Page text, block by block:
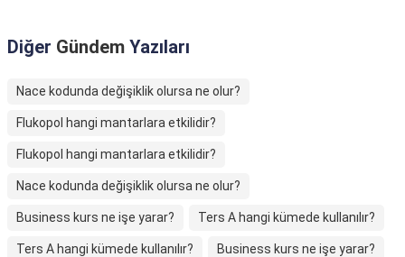
Diğer Gündem Yazıları
Nace kodunda değişiklik olursa ne olur?
Flukopol hangi mantarlara etkilidir?
Flukopol hangi mantarlara etkilidir?
Nace kodunda değişiklik olursa ne olur?
Business kurs ne işe yarar? Ters A hangi kümede kullanılır?
Ters A hangi kümede kullanılır? Business kurs ne işe yarar?